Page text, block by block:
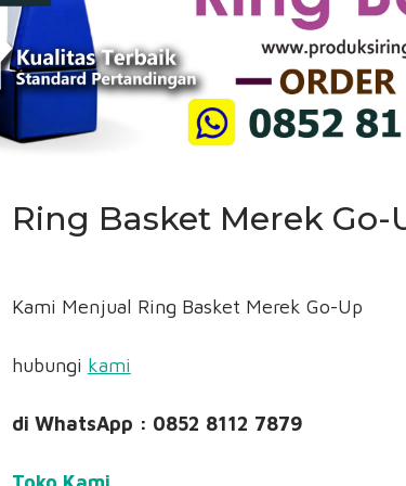
Ring Basket Merek Go-
Kami Menjual Ring Basket Merek Go-Up
hubungi kami
di WhatsApp : 0852 8112 7879